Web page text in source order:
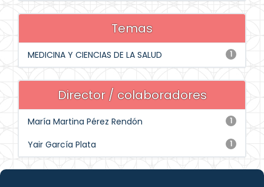
Temas
1
MEDICINA Y CIENCIAS DE LA SALUD
Director / colaboradores
1
María Martina Pérez Rendón
1
Yair García Plata